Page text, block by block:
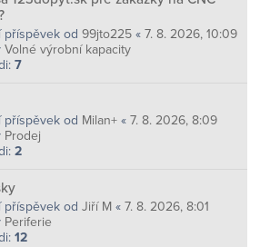
příspěvek od 99jto225 « 7. 8. 2026, 10:09
Volné výrobní kapacity
7
příspěvek od Milan+ « 7. 8. 2026, 8:09
Prodej
2
příspěvek od Jiří M « 7. 8. 2026, 8:01
Periferie
12